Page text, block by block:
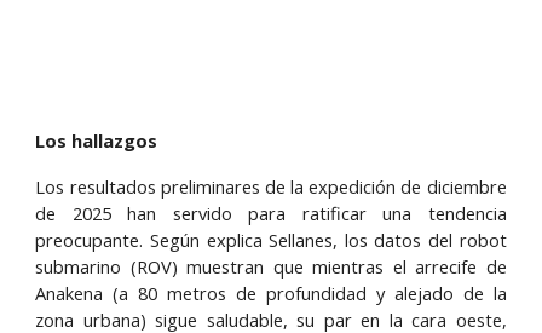
Los hallazgos
Los resultados preliminares de la expedición de diciembre
de 2025 han servido para ratificar una tendencia
preocupante. Según explica Sellanes, los datos del robot
submarino (ROV) muestran que mientras el arrecife de
Anakena (a 80 metros de profundidad y alejado de la
zona urbana) sigue saludable, su par en la cara oeste,